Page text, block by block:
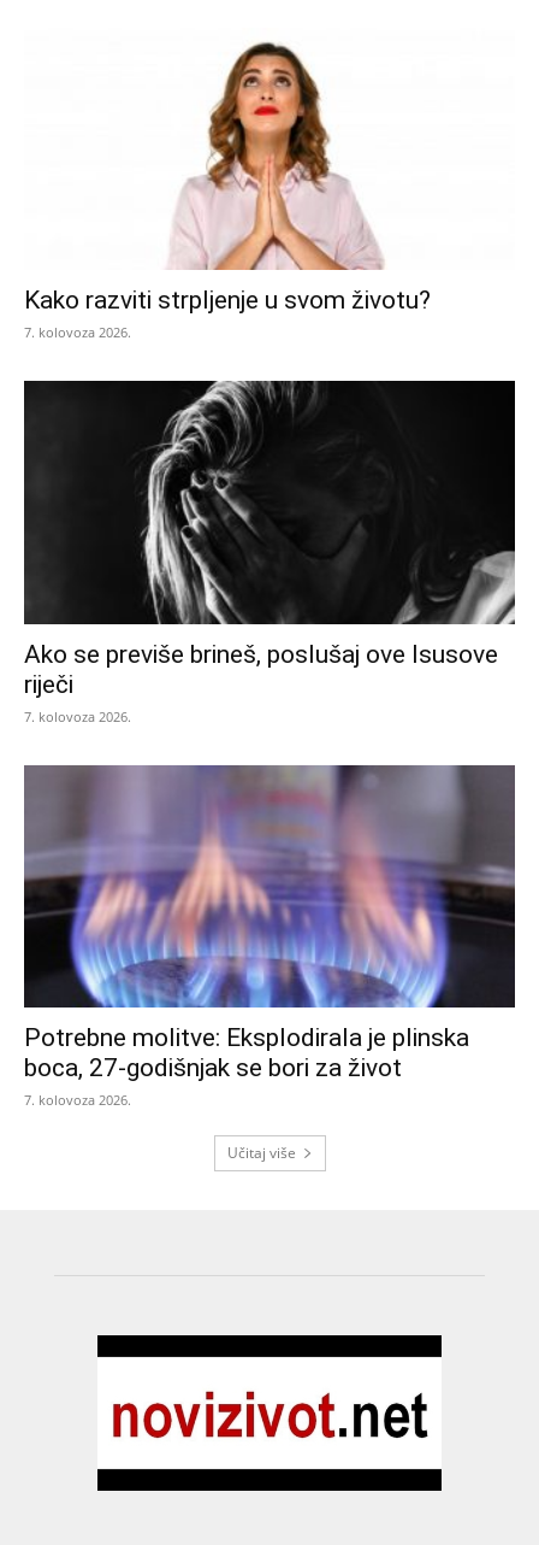
Kako razviti strpljenje u svom životu?
7. kolovoza 2026.
Ako se previše brineš, poslušaj ove Isusove
riječi
7. kolovoza 2026.
Potrebne molitve: Eksplodirala je plinska
boca, 27-godišnjak se bori za život
7. kolovoza 2026.
Učitaj više